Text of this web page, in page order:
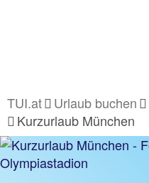
TUI.at Urlaub buchen
Kurzurlaub München